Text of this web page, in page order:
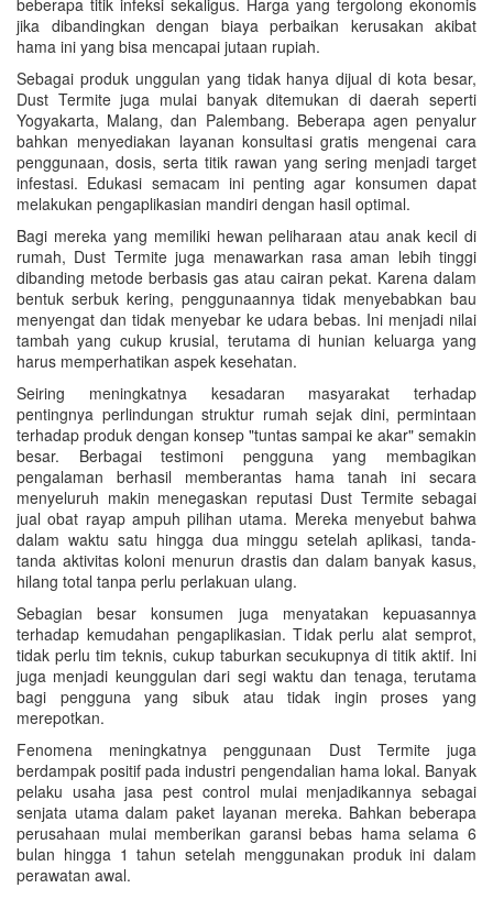
beberapa titik infeksi sekaligus. Harga yang tergolong ekonomis
jika dibandingkan dengan biaya perbaikan kerusakan akibat
hama ini yang bisa mencapai jutaan rupiah.
Sebagai produk unggulan yang tidak hanya dijual di kota besar,
Dust Termite juga mulai banyak ditemukan di daerah seperti
Yogyakarta, Malang, dan Palembang. Beberapa agen penyalur
bahkan menyediakan layanan konsultasi gratis mengenai cara
penggunaan, dosis, serta titik rawan yang sering menjadi target
infestasi. Edukasi semacam ini penting agar konsumen dapat
melakukan pengaplikasian mandiri dengan hasil optimal.
Bagi mereka yang memiliki hewan peliharaan atau anak kecil di
rumah, Dust Termite juga menawarkan rasa aman lebih tinggi
dibanding metode berbasis gas atau cairan pekat. Karena dalam
bentuk serbuk kering, penggunaannya tidak menyebabkan bau
menyengat dan tidak menyebar ke udara bebas. Ini menjadi nilai
tambah yang cukup krusial, terutama di hunian keluarga yang
harus memperhatikan aspek kesehatan.
Seiring meningkatnya kesadaran masyarakat terhadap
pentingnya perlindungan struktur rumah sejak dini, permintaan
terhadap produk dengan konsep "tuntas sampai ke akar" semakin
besar. Berbagai testimoni pengguna yang membagikan
pengalaman berhasil memberantas hama tanah ini secara
menyeluruh makin menegaskan reputasi Dust Termite sebagai
jual obat rayap ampuh pilihan utama. Mereka menyebut bahwa
dalam waktu satu hingga dua minggu setelah aplikasi, tanda-
tanda aktivitas koloni menurun drastis dan dalam banyak kasus,
hilang total tanpa perlu perlakuan ulang.
Sebagian besar konsumen juga menyatakan kepuasannya
terhadap kemudahan pengaplikasian. Tidak perlu alat semprot,
tidak perlu tim teknis, cukup taburkan secukupnya di titik aktif. Ini
juga menjadi keunggulan dari segi waktu dan tenaga, terutama
bagi pengguna yang sibuk atau tidak ingin proses yang
merepotkan.
Fenomena meningkatnya penggunaan Dust Termite juga
berdampak positif pada industri pengendalian hama lokal. Banyak
pelaku usaha jasa pest control mulai menjadikannya sebagai
senjata utama dalam paket layanan mereka. Bahkan beberapa
perusahaan mulai memberikan garansi bebas hama selama 6
bulan hingga 1 tahun setelah menggunakan produk ini dalam
perawatan awal.